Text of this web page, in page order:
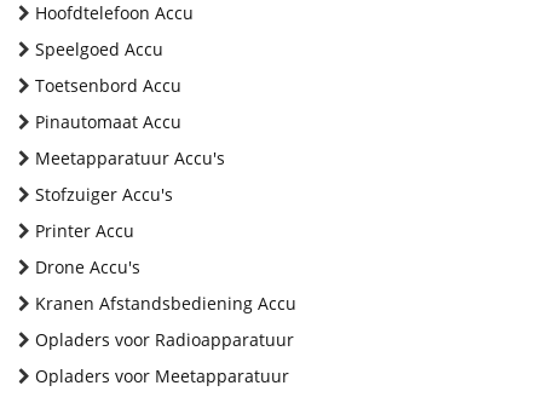
Hoofdtelefoon Accu
Speelgoed Accu
Toetsenbord Accu
Pinautomaat Accu
Meetapparatuur Accu's
Stofzuiger Accu's
Printer Accu
Drone Accu's
Kranen Afstandsbediening Accu
Opladers voor Radioapparatuur
Opladers voor Meetapparatuur